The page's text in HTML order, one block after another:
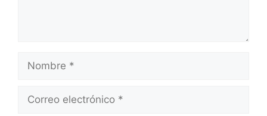
Nombre
Correo